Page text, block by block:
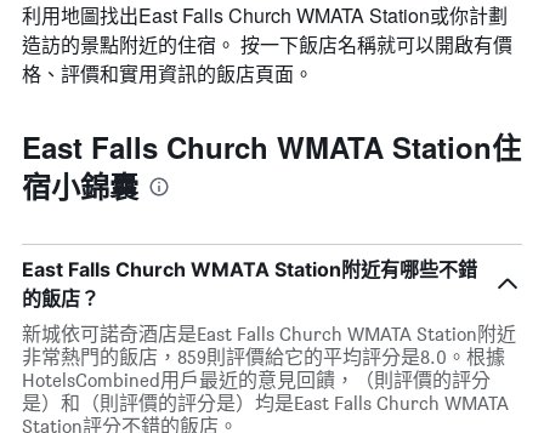
利用地圖找出East Falls Church WMATA Station​​或你計劃
造訪的景點附近的住宿。 按一下飯店名稱就可以開啟有價
格、評價和實用資訊的飯店頁面。
East Falls Church WMATA Station住
宿小錦囊
East Falls Church WMATA Station附近有哪些不錯
的飯店？
新城依可諾奇酒店是East Falls Church WMATA Station附近
非常熱門的飯店，859則評價給它的平均評分是8.0。根據
HotelsCombined用戶最近的意見回饋，（則評價的評分
是）和（則評價的評分是）均是East Falls Church WMATA
Station評分不錯的飯店。